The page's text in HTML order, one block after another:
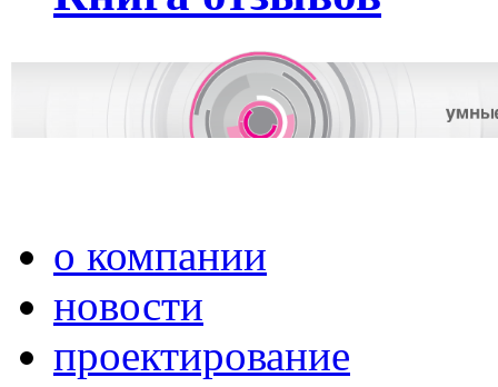
о компании
новости
проектирование